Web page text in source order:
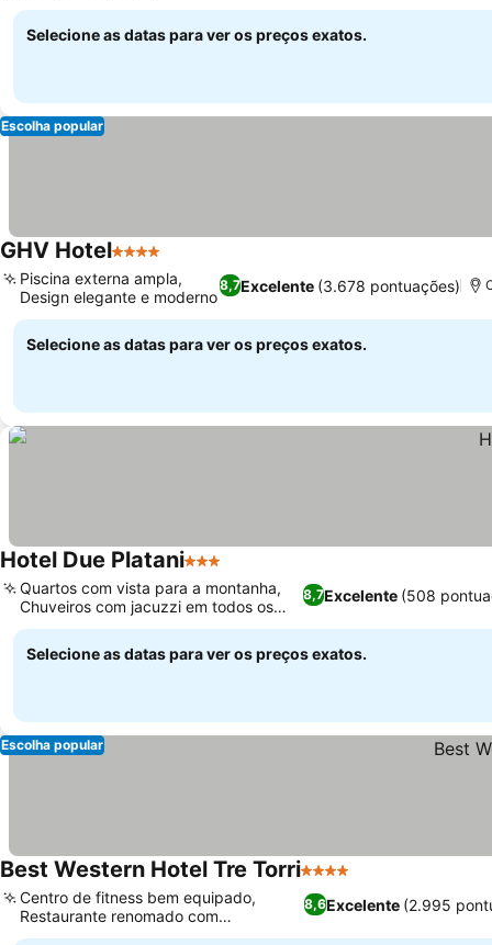
Selecione as datas para ver os preços exatos.
Escolha popular
GHV Hotel4 Estrelas
8,7Excelente (3.678 pontuações)
Piscina externa ampla,
Design elegante e moderno
Selecione as datas para ver os preços exatos.
Hotel Due Platani3 Estrelas
8,7Excelente (508
Quartos com vista para a montanha,
Chuveiros com jacuzzi em todos os
quartos
Selecione as datas para ver os preços exatos.
Escolha popular
Best Western Hotel Tre Torri4 Estrelas
8,6Excelente (2.995
Centro de fitness bem equipado,
Restaurante renomado com
especialidades locais